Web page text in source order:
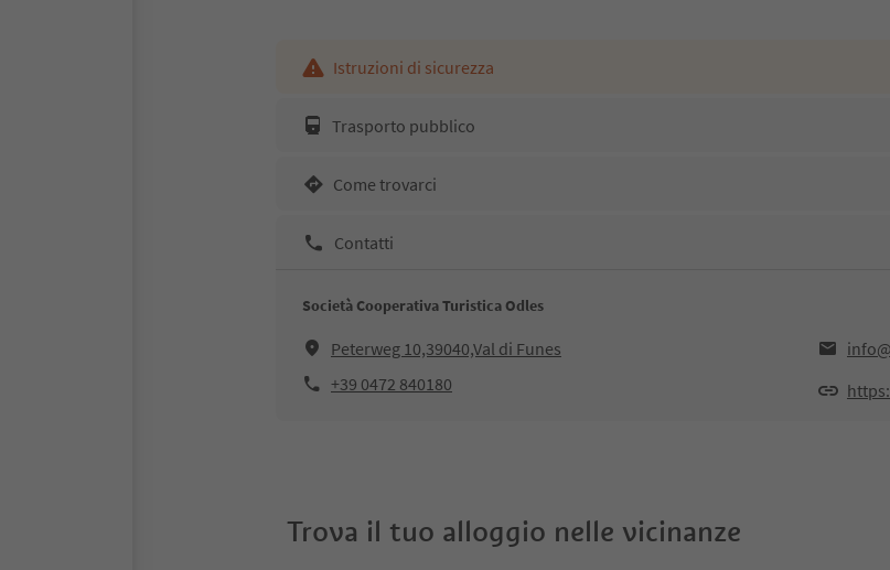
Istruzioni di sicurezza
Trasporto pubblico
Come trovarci
Contatti
Società Cooperativa Turistica Odles
Peterweg 10,39040,Val di Funes
+39 0472 840180
Trova il tuo alloggio nelle vicinanze